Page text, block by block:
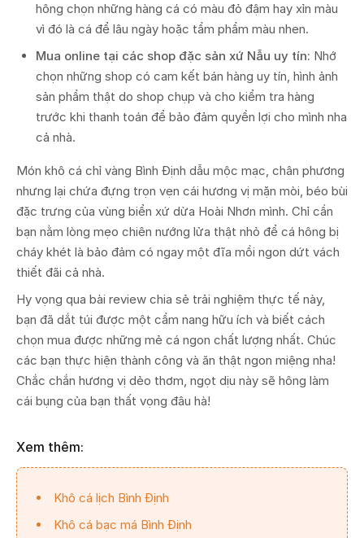
hông chọn những hàng cá có màu đỏ đậm hay xỉn màu
vì đó là cá để lâu ngày hoặc tẩm phẩm màu nhen.
Mua online tại các shop đặc sản xứ Nẫu uy tín: Nhớ
chọn những shop có cam kết bán hàng uy tín, hình ảnh
sản phẩm thật do shop chụp và cho kiểm tra hàng
trước khi thanh toán để bảo đảm quyền lợi cho mình nha
cả nhà.
Món khô cá chỉ vàng Bình Định dẫu mộc mạc, chân phương
nhưng lại chứa đựng trọn vẹn cái hương vị mặn mòi, béo bùi
đặc trưng của vùng biển xứ dừa Hoài Nhơn mình. Chỉ cần
bạn nằm lòng mẹo chiên nướng lửa thật nhỏ để cá hông bị
cháy khét là bảo đảm có ngay một đĩa mồi ngon dứt vách
thiết đãi cả nhà.
Hy vọng qua bài review chia sẻ trải nghiệm thực tế này,
bạn đã dắt túi được một cẩm nang hữu ích và biết cách
chọn mua được những mẻ cá ngon chất lượng nhất. Chúc
các bạn thực hiện thành công và ăn thật ngon miệng nha!
Chắc chắn hương vị dẻo thơm, ngọt dịu này sẽ hông làm
cái bụng của bạn thất vọng đâu hà!
Xem thêm:
Khô cá lịch Bình Định
Khô cá bạc má Bình Định